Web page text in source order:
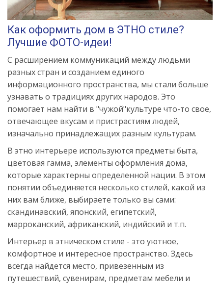
Как оформить дом в ЭТНО стиле?
Лучшие ФОТО-идеи!
С расширением коммуникаций между людьми
разных стран и созданием единого
информационного пространства, мы стали больше
узнавать о традициях других народов. Это
помогает нам найти в "чужой"культуре что-то свое,
отвечающее вкусам и пристрастиям людей,
изначально принадлежащих разным культурам.
В этно интерьере используются предметы быта,
цветовая гамма, элементы оформления дома,
которые характерны определенной нации. В этом
понятии объединяется несколько стилей, какой из
них вам ближе, выбираете только вы сами:
скандинавский, японский, египетский,
марроканский, африканский, индийский и т.п.
Интерьер в этническом стиле - это уютное,
комфортное и интересное пространство. Здесь
всегда найдется место, привезенным из
путешествий, сувенирам, предметам мебели и